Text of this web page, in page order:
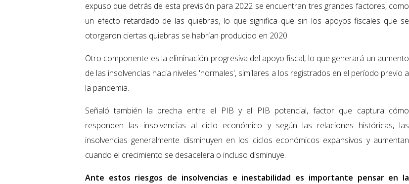
expuso que detrás de esta previsión para 2022 se encuentran tres grandes factores, como
un efecto retardado de las quiebras, lo que significa que sin los apoyos fiscales que se
otorgaron ciertas quiebras se habrían producido en 2020.
Otro componente es la eliminación progresiva del apoyo fiscal, lo que generará un aumento
de las insolvencias hacia niveles 'normales', similares a los registrados en el período previo a
la pandemia.
Señaló también la brecha entre el PIB y el PIB potencial, factor que captura cómo
responden las insolvencias al ciclo económico y según las relaciones históricas, las
insolvencias generalmente disminuyen en los ciclos económicos expansivos y aumentan
cuando el crecimiento se desacelera o incluso disminuye.
Ante estos riesgos de insolvencias e inestabilidad es importante pensar en la